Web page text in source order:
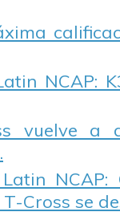
NCAP:
vuelve a
NCAP:
Cross se